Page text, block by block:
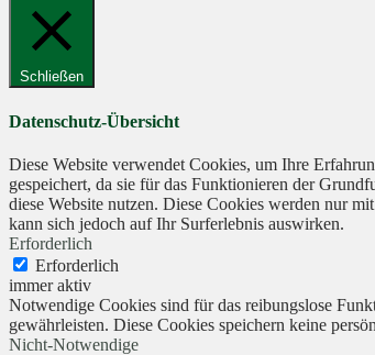
Schließen
Datenschutz-Übersicht
Diese Website verwendet Cookies, um Ihre
gespeichert, da sie für das Funktionieren der
diese Website nutzen. Diese Cookies werden nur
kann sich jedoch auf Ihr Surferlebnis auswirken.
Erforderlich
Erforderlich
immer aktiv
Notwendige Cookies sind für das reibungslose
gewährleisten. Diese Cookies speichern keine
Nicht-Notwendige